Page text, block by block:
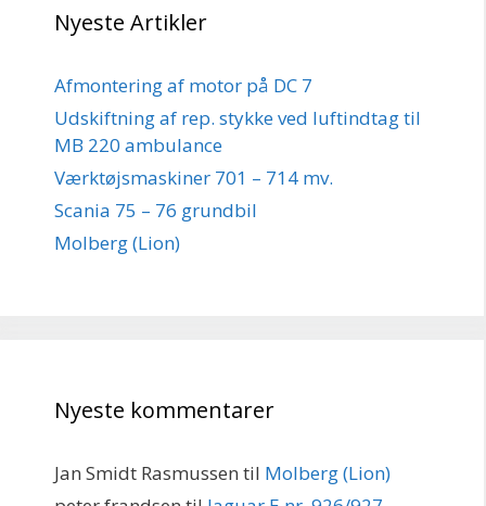
Nyeste Artikler
Afmontering af motor på DC 7
Udskiftning af rep. stykke ved luftindtag til
MB 220 ambulance
Værktøjsmaskiner 701 – 714 mv.
Scania 75 – 76 grundbil
Molberg (Lion)
Nyeste kommentarer
Jan Smidt Rasmussen til Molberg (Lion)